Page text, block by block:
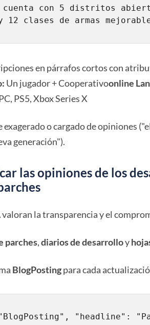
cuenta con 5 distritos
12 clases de armas
en párrafos cortos con
Un jugador + Cooperativoonline
PS5, Xbox Series X
exagerado o cargado de opiniones
generación").
las opiniones de los
valoran la transparencia y el
parches,diarios de desarrolloy
BlogPostingpara cada
"headline":